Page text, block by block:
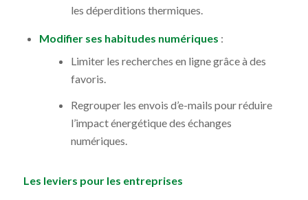
les déperditions thermiques.
Modifier ses habitudes numériques :
Limiter les recherches en ligne grâce à des
favoris.
Regrouper les envois d’e-mails pour réduire
l’impact énergétique des échanges
numériques.
Les leviers pour les entreprises